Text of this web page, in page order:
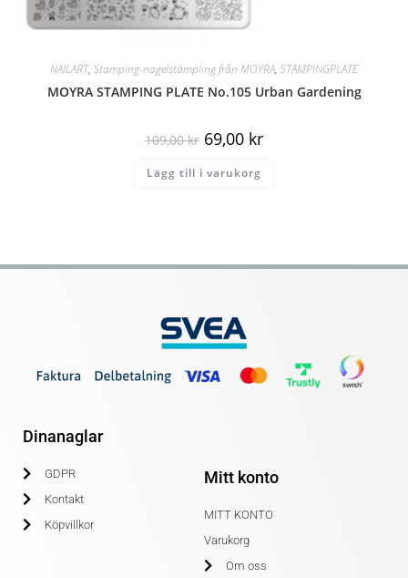
NAILART, Stamping-nagelstämpling från MOYRA, STAMPINGPLATE
MOYRA STAMPING PLATE No.105 Urban Gardening
109,00kr 69,00 kr
Lägg till i varukorg
Dinanaglar
GDPR
Kontakt
Köpvillkor
Mitt konto
MITT KONTO
Varukorg
Om oss